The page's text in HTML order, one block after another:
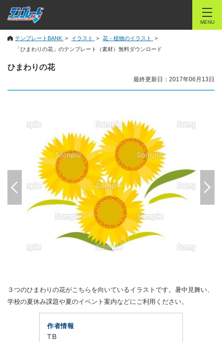
MENU
テンプレートBANK イラスト
花・植物のイラスト
「ひまわりの花」のテンプレート（素材）無料ダウンロード
ひまわりの花
最終更新日：2017年06月13日
３つのひまわりの花がこちらを向いているイラストです。暑中見舞い、
学校の夏休み課題や夏のイベント案内などにご利用ください。
作者情報
TB